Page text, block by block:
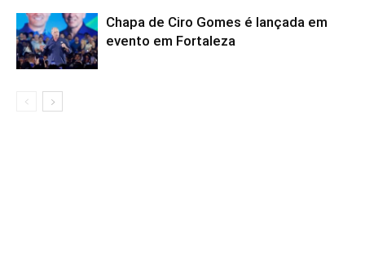
Chapa de Ciro Gomes é lançada em
evento em Fortaleza